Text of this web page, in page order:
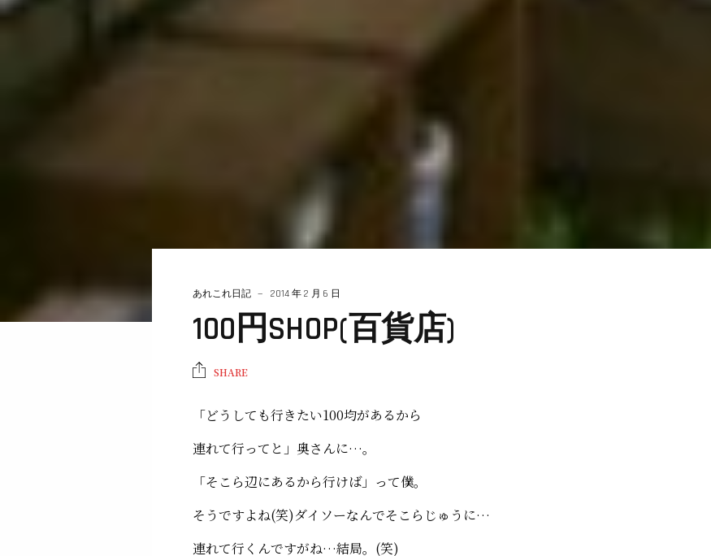
あれこれ日記 2014 年 2 月 6 日
100円SHOP(百貨店)
SHARE
「どうしても行きたい100均があるから
連れて行ってと」奥さんに…。
「そこら辺にあるから行けば」って僕。
そうですよね(笑)ダイソーなんでそこらじゅうに…
連れて行くんですがね…結局。(笑)